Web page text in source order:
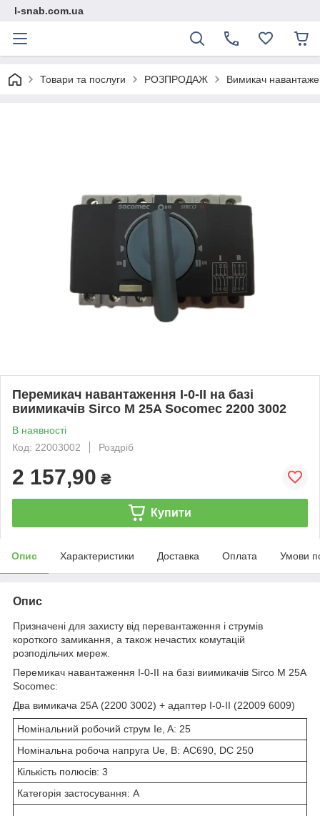
l-snab.com.ua
Товари та послуги РОЗПРОДАЖ Вимикач
Перемикач навантаження І-0-ІІ на базі
виимикачів Sirco M 25A Socomec 2200 3002
В наявності
Код: 22003002
Роздріб
2 157,90 ₴
Купити
Опис Характеристики Доставка Оплата Умови
Опис
Призначені для захисту від перевантаження і струмів
короткого замикання, а також нечастих комутацій
розподільчих мереж.
Перемикач навантаження І-0-ІІ на базі виимикачів Sirco M 25A
Socomec:
Два вимикача 25А (2200 3002) + адаптер І-0-ІІ (22009 6009)
Номінальний робочий струм Ie, A: 25
Номінальна робоча напруга Ue, В: AC690, DC 250
Кількість полюсів: 3
Категорія застосування: A